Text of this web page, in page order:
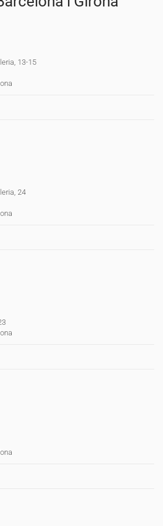
13-15
24